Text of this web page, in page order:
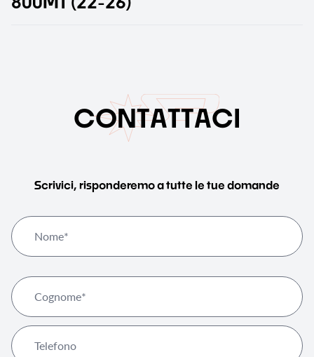
CONTATTACI
Scrivici, risponderemo a tutte le tue domande